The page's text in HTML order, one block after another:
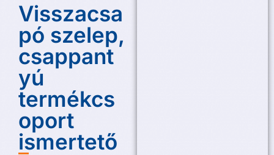
Visszacsa
pó szelep,
csappant
yú
termékcs
oport
ismertető